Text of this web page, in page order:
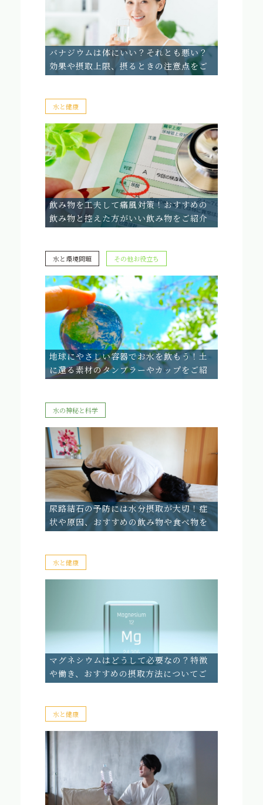
バナジウムは体にいい？それとも悪い？
効果や摂取上限、摂るときの注意点をご
水と健康
飲み物を工夫して痛風対策！おすすめの
飲み物と控えた方がいい飲み物をご紹介
水と環境問題 その他お役立ち
地球にやさしい容器でお水を飲もう！土
に還る素材のタンブラーやカップをご紹
水の神秘と科学
尿路結石の予防には水分摂取が大切！症
状や原因、おすすめの飲み物や食べ物を
ご紹介
水と健康
マグネシウムはどうして必要なの？特徴
や働き、おすすめの摂取方法についてご
水と健康